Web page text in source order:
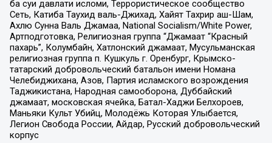
ба суи давлати исломи, Террористическое сообщество
Сеть, Катиба Таухид валь-Джихад, Хайят Тахрир аш-Шам,
Ахлю Сунна Валь Джамаа, National Socialism/White Power,
Артподготовка, Религиозная группа “Джамаат “Красный
пахарь”, Колумбайн, Хатлонский джамаат, Мусульманская
религиозная группа п. Кушкуль г. Оренбург, Крымско-
татарский добровольческий батальон имени Номана
Челебиджихана, Азов, Партия исламского возрождения
Таджикистана, Народная самооборона, Дуббайский
джамаат, московская ячейка, Батал-Хаджи Белхороев,
Маньяки Культ Убийц, Молодёжь Которая Улыбается,
Легион Свобода России, Айдар, Русский добровольческий
корпус